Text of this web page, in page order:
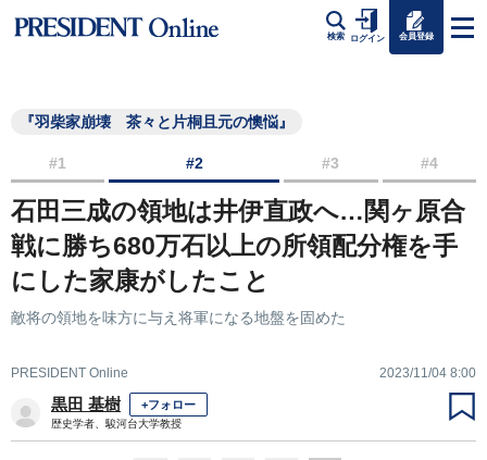
検索 ログイン 会員登録
『羽柴家崩壊 茶々と片桐且元の懊悩』
#1 #2 #3 #4
石田三成の領地は井伊直政へ…関ヶ原合
戦に勝ち680万石以上の所領配分権を手
にした家康がしたこと
敵将の領地を味方に与え将軍になる地盤を固めた
PRESIDENT Online 2023/11/04 8:00
黒田 基樹 +フォロー
歴史学者、駿河台大学教授